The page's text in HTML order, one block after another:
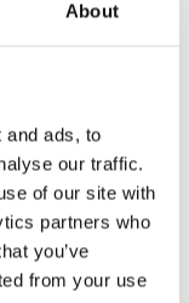
About
and ads, to
our traffic.
of our site with
partners who
you’ve
from your use